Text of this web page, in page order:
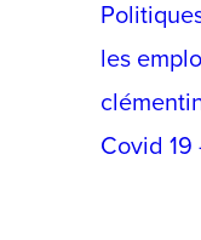
les
Covid